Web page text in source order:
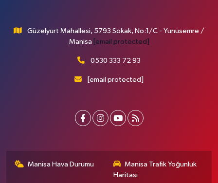
Güzelyurt Mahallesi, 5793 Sokak, No:1/C - Yunusemre /
Manisa [email protected]
0530 333 72 93
[email protected]
Manisa Hava Durumu
Manisa Trafik Yoğunluk
Haritası